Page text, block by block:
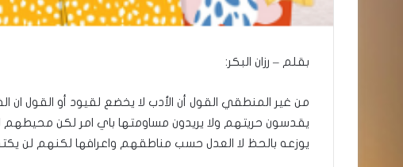
بقلم – رزان البكر:
من غير المنطقي القول أن الأدب لا يخضع لقيود أو القول ان
يقدسون حريتهم ولا يريدون مساومتها باي امر لكن
يوزعه بالحظ لا العدل حسب مناطقهم واعرافها لكنهم لن